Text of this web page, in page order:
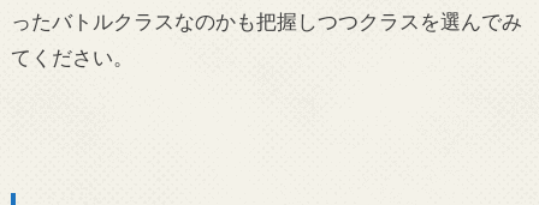
ったバトルクラスなのかも把握しつつクラスを選んでみ
てください。